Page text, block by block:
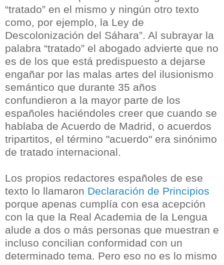
“tratado” en el mismo y ningún otro texto
como, por ejemplo, la Ley de
Descolonización del Sáhara”. Al subrayar la
palabra “tratado” el abogado advierte que no
es de los que está predispuesto a dejarse
engañar por las malas artes del ilusionismo
semántico que durante 35 años
confundieron a la mayor parte de los
españoles haciéndoles creer que cuando se
hablaba de Acuerdo de Madrid, o acuerdos
tripartitos, el término "acuerdo" era sinónimo
de tratado internacional.
Los propios redactores españoles de ese
texto lo llamaron Declaración de Principios
porque apenas cumplía con esa acepción
con la que la Real Academia de la Lengua
alude a dos o más personas que muestran e
incluso concilian conformidad con un
determinado tema. Pero eso no es lo mismo